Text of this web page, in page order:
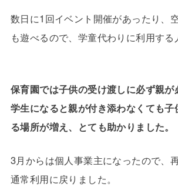
数日に1回イベント開催があったり、
も遊べるので、学童代わりに利用する
保育園では子供の受け渡しに必ず親
学生になると親が付き添わなくても
る場所が増え、とても助かりました。
3月からは個人事業主になったので、
通常利用に戻りました。